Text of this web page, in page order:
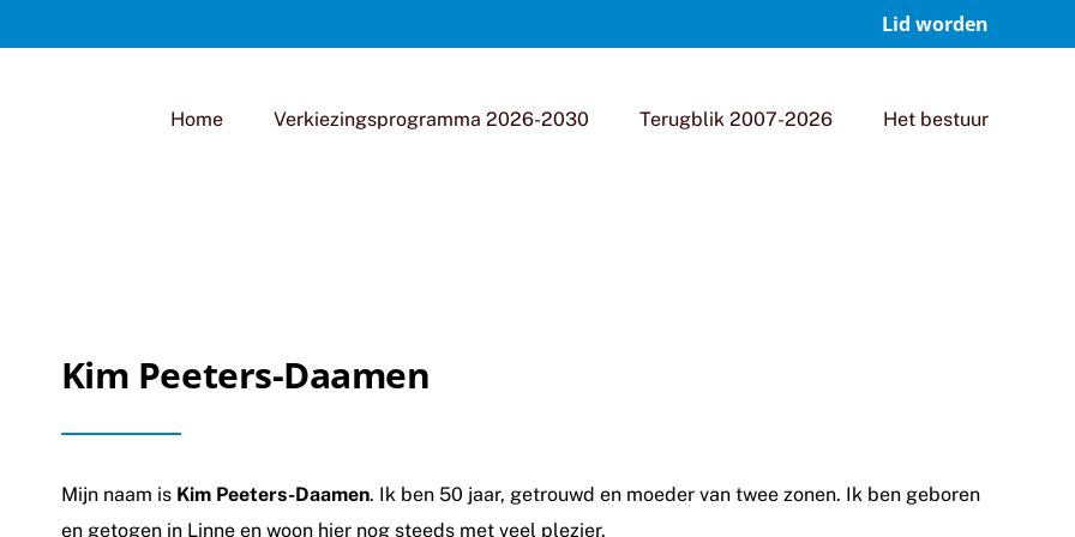
Lid worden
Home Verkiezingsprogramma 2026-2030 Terugblik 2007-2026 Het bestuur
Kim Peeters-Daamen
Mijn naam is Kim Peeters-Daamen. Ik ben 50 jaar, getrouwd en moeder van twee zonen. Ik ben geboren
en getogen in Linne en woon hier nog steeds met veel plezier.